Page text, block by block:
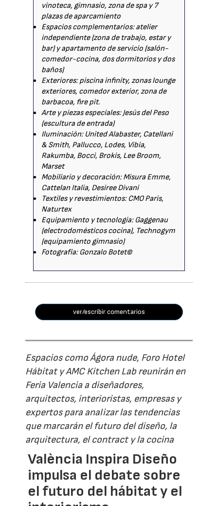
vinoteca, gimnasio, zona de spa y 7
plazas de aparcamiento
Espacios complementarios: atelier
independiente (zona de trabajo, estar y
bar) y apartamento de servicio (salón-
comedor-cocina, dos dormitorios y dos
baños)
Exteriores: piscina infinity, zonas lounge
exteriores, comedor exterior, zona de
barbacoa, fire pit.
Arte y piezas especiales: Jesús del Peso
(escultura de entrada)
Iluminación: United Alabaster, Catellani
& Smith, Pallucco, Lodes, Vibia,
Rakumba, Bocci, Brokis, Lee Broom,
Marset
Mobiliario y decoración: Misura Emme,
Cattelan Italia, Desiree Divani
Textiles y revestimientos: CMO Paris,
Naturtex
Equipamiento y tecnología: Gaggenau
(electrodomésticos cocina), Technogym
(equipamiento gimnasio)
Fotografía: Gonzalo Botet©
ver/escribir comentarios
Espacios como Ágora nude, Foro Hotel
Hábitat y AMC Kitchen Lab reunirán en
Feria Valencia a diseñadores,
arquitectos, interioristas, empresas y
expertos para analizar las tendencias
que marcarán el futuro del diseño, la
arquitectura, el contract y la cocina
València Inspira Diseño
impulsa el debate sobre
el futuro del hábitat y el